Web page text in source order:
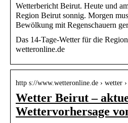
Wetterbericht Beirut. Heute und
Region Beirut sonnig. Morgen
Bewölkung mit Regenschauern
Das 14-Tage-Wetter für die
wetteronline.de
http s://www.wetteronline.de › wetter
Wetter Beirut –
Wettervorhersage